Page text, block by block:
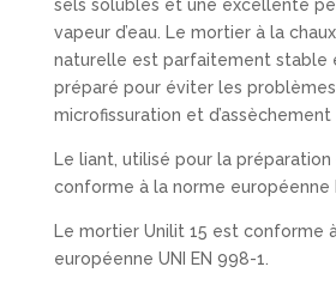
sels solubles et une excellente
vapeur d’eau. Le mortier à la
naturelle est parfaitement stable
préparé pour éviter les
microfissuration et d’assèchement
Le liant, utilisé pour la
conforme à la norme européenne
Le mortier Unilit 15 est conforme
européenne UNI EN 998-1.